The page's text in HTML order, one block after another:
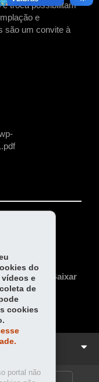
troca possibilitam
e
são um convite à
ts
Ap
p
Baixar
do
vídeos e
de
cookies
portal não